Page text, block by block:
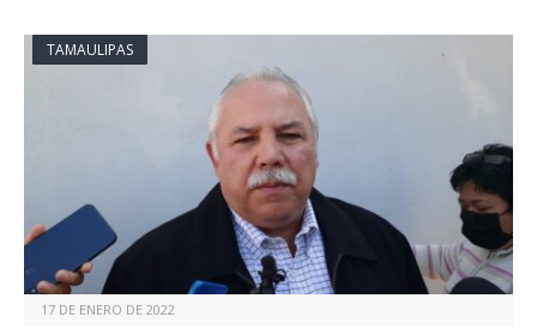
TAMAULIPAS
17 DE ENERO DE 2022